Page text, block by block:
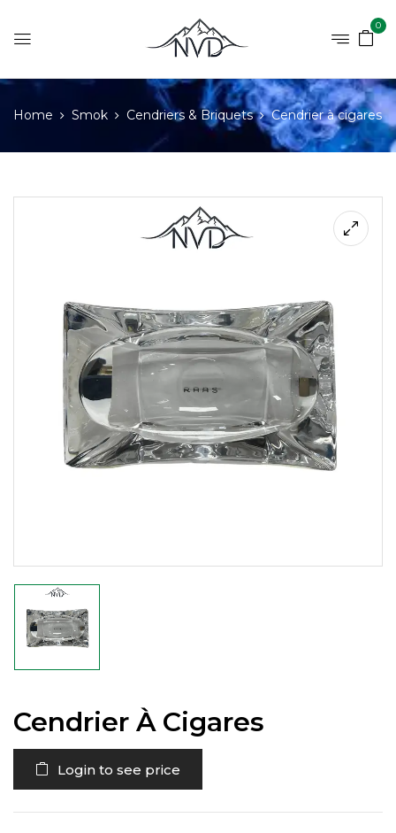
0
Home Smok Cendriers & Briquets Cendrier à cigares
Cendrier À Cigares
Login to see price